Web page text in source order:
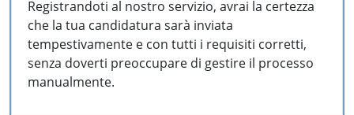
Registrandoti al nostro servizio, avrai la certezza
che la tua candidatura sarà inviata
tempestivamente e con tutti i requisiti corretti,
senza doverti preoccupare di gestire il processo
manualmente.